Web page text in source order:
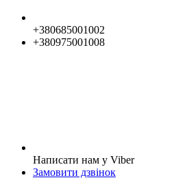
+380685001002
+380975001008
Написати нам у Viber
Замовити дзвінок